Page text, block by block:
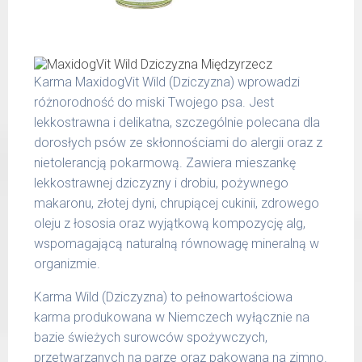
15 -
25 kg
400 g
26 -
35 kg
800 g
36 -
50 kg
1000 g
65 kg
1200 g
Podane liczby są wartościami orientacyjnymi.
Indywidualne potrzeby zależne są od rasy,
aktywności, warunków hodowli oraz innych
czynników.
Karma MaxidogVit Wild (Dziczyzna) wprowadzi
różnorodność do miski Twojego psa. Jest
lekkostrawna i delikatna, szczególnie polecana dla
dorosłych psów ze skłonnościami do alergii oraz z
nietolerancją pokarmową. Zawiera mieszankę
lekkostrawnej dziczyzny i drobiu, pożywnego
makaronu, złotej dyni, chrupiącej cukinii, zdrowego
oleju z łososia oraz wyjątkową kompozycję alg,
wspomagającą naturalną równowagę mineralną w
organizmie.
Karma Wild (Dziczyzna) to pełnowartościowa
karma produkowana w Niemczech wyłącznie na
bazie świeżych surowców spożywczych,
przetwarzanych na parze oraz pakowana na zimno.